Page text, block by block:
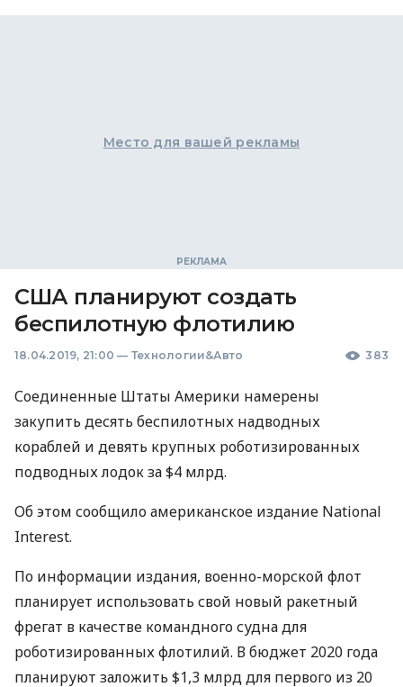
Место для вашей рекламы
США планируют создать
беспилотную флотилию
18.04.2019, 21:00 — Технологии&Авто 383
Соединенные Штаты Америки намерены
закупить десять беспилотных надводных
кораблей и девять крупных роботизированных
подводных лодок за $4 млрд.
Об этом сообщило американское издание National
Interest.
По информации издания, военно-морской флот
планирует использовать свой новый ракетный
фрегат в качестве командного судна для
роботизированных флотилий. В бюджет 2020 года
планируют заложить $1,3 млрд для первого из 20